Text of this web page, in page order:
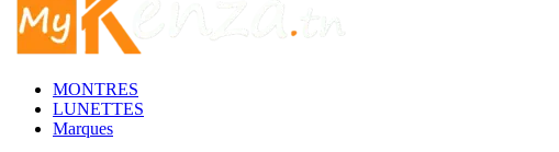
MONTRES
LUNETTES
Marques